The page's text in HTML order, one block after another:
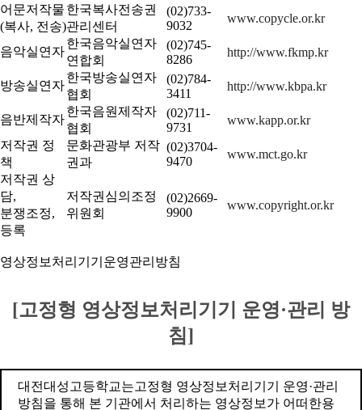
어문저작물
(복사, 전송)
한국복사전송권
관리센터
(02)733-
9032
www.copycle.or.kr
음악실연자
한국음악실연자
연합회
(02)745-
8286
http://www.fkmp.kr
방송실연자
한국방송실연자
협회
(02)784-
3411
http://www.kbpa.kr
음반제작자
한국음원제작자
협회
(02)711-
9731
www.kapp.or.kr
저작권 정
책
문화관광부 저작
권과
(02)3704-
9470
www.mct.go.kr
저작권 상
담,
분쟁조정,
등록
저작권심의조정
위원회
(02)2669-
9900
www.copyright.or.kr
영상정보처리기기운영관리방침
[고정형 영상정보처리기기 운영·관리 방
침]
대전대성고등학교는고정형 영상정보처리기기 운영·관리
방침을 통해 본 기관에서 처리하는 영상정보가 어떠한용